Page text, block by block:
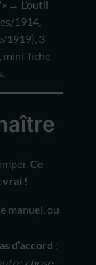
→ L’outil
1914,
1919), 3
mini-fiche
Ce
vrai !
manuel, ou
d’accord :